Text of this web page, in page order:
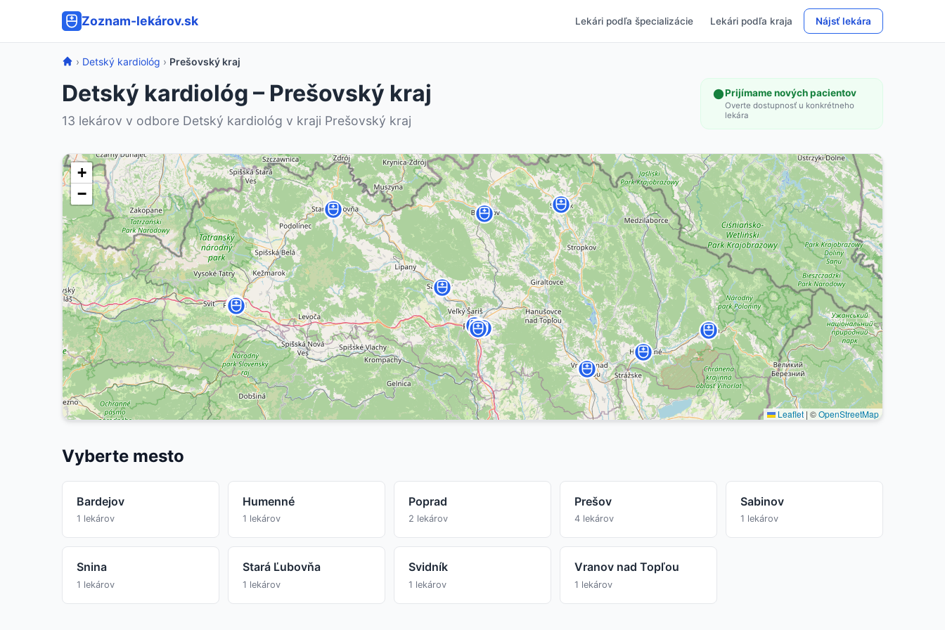
Zoznam-lekárov.sk Lekári podľa špecializácie Lekári podľa kraja Nájsť lekára
› Detský kardiológ › Prešovský kraj
Detský kardiológ – Prešovský kraj
13 lekárov v odbore Detský kardiológ v kraji Prešovský kraj
Prijímame nových pacientov
Overte dostupnosť u konkrétneho
lekára
+
−
Leaflet | ©OpenStreetMap
Vyberte mesto
Bardejov
1 lekárov
Humenné
1 lekárov
Poprad
2 lekárov
Prešov
4 lekárov
Sabinov
1 lekárov
Snina
1 lekárov
Stará Ľubovňa
1 lekárov
Svidník
1 lekárov
Vranov nad Topľou
1 lekárov